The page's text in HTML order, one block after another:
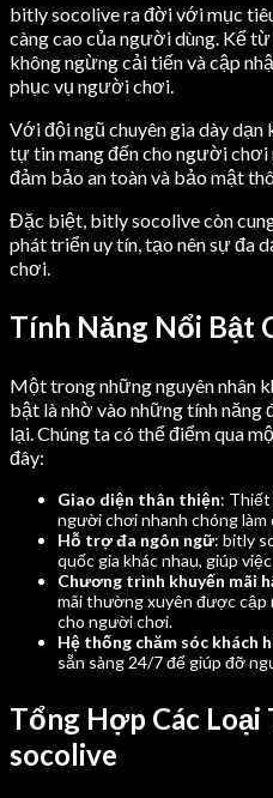
bitly socolive ra đời với mục
càng cao của người dùng. Kể
không ngừng cải tiến và cập
phục vụ người chơi.
Với đội ngũ chuyên gia dày dạn
tự tin mang đến cho người
đảm bảo an toàn và bảo mật
Đặc biệt, bitly socolive còn
phát triển uy tín, tạo nên sự đa
chơi.
Tính Năng Nổi Bật
Một trong những nguyên nhân
bật là nhờ vào những tính năng
lại. Chúng ta có thể điểm qua
đây:
Giao diện thân thiện: Thiết
người chơi nhanh chóng làm
Hỗ trợ đa ngôn ngữ: bitly
quốc gia khác nhau, giúp
Chương trình khuyến mãi
mãi thường xuyên được cập
cho người chơi.
Hệ thống chăm sóc khách
sẵn sàng 24/7 để giúp đỡ
Tổng Hợp Các
socolive